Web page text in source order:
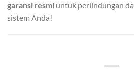
garansi resmi untuk perlindungan
sistem Anda!